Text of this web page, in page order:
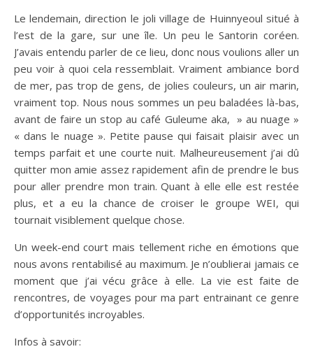
Le lendemain, direction le joli village de Huinnyeoul situé à
l’est de la gare, sur une île. Un peu le Santorin coréen.
J’avais entendu parler de ce lieu, donc nous voulions aller un
peu voir à quoi cela ressemblait. Vraiment ambiance bord
de mer, pas trop de gens, de jolies couleurs, un air marin,
vraiment top. Nous nous sommes un peu baladées là-bas,
avant de faire un stop au café Guleume aka, » au nuage »
« dans le nuage ». Petite pause qui faisait plaisir avec un
temps parfait et une courte nuit. Malheureusement j’ai dû
quitter mon amie assez rapidement afin de prendre le bus
pour aller prendre mon train. Quant à elle elle est restée
plus, et a eu la chance de croiser le groupe WEI, qui
tournait visiblement quelque chose.
Un week-end court mais tellement riche en émotions que
nous avons rentabilisé au maximum. Je n’oublierai jamais ce
moment que j’ai vécu grâce à elle. La vie est faite de
rencontres, de voyages pour ma part entrainant ce genre
d’opportunités incroyables.
Infos à savoir: